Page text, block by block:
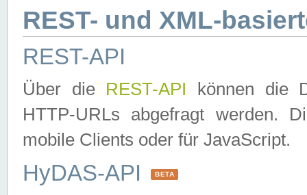
REST- und XML-
REST-API
Über die REST-API können die
HTTP-URLs abgefragt werden.
mobile Clients oder für JavaScript.
HyDAS-API BETA